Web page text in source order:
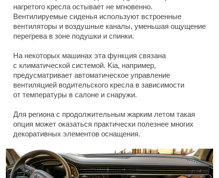
нагретого кресла остывает не мгновенно.
Вентилируемые сиденья используют встроенные
вентиляторы и воздушные каналы, уменьшая ощущение
перегрева в зоне подушки и спинки.
На некоторых машинах эта функция связана
с климатической системой. Kia, например,
предусматривает автоматическое управление
вентиляцией водительского кресла в зависимости
от температуры в салоне и снаружи.
Для региона с продолжительным жарким летом такая
опция может оказаться практически полезнее многих
декоративных элементов оснащения.